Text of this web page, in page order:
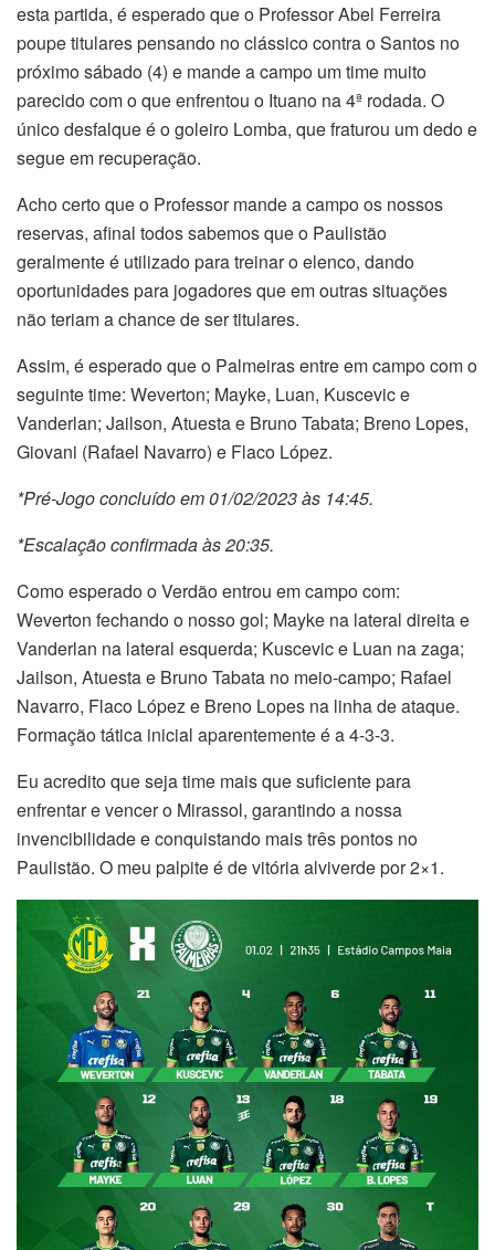
esta partida, é esperado que o Professor Abel Ferreira
poupe titulares pensando no clássico contra o Santos no
próximo sábado (4) e mande a campo um time muito
parecido com o que enfrentou o Ituano na 4ª rodada. O
único desfalque é o goleiro Lomba, que fraturou um dedo e
segue em recuperação.
Acho certo que o Professor mande a campo os nossos
reservas, afinal todos sabemos que o Paulistão
geralmente é utilizado para treinar o elenco, dando
oportunidades para jogadores que em outras situações
não teriam a chance de ser titulares.
Assim, é esperado que o Palmeiras entre em campo com o
seguinte time: Weverton; Mayke, Luan, Kuscevic e
Vanderlan; Jailson, Atuesta e Bruno Tabata; Breno Lopes,
Giovani (Rafael Navarro) e Flaco López.
*Pré-Jogo concluído em 01/02/2023 às 14:45.
*Escalação confirmada às 20:35.
Como esperado o Verdão entrou em campo com:
Weverton fechando o nosso gol; Mayke na lateral direita e
Vanderlan na lateral esquerda; Kuscevic e Luan na zaga;
Jailson, Atuesta e Bruno Tabata no meio-campo; Rafael
Navarro, Flaco López e Breno Lopes na linha de ataque.
Formação tática inicial aparentemente é a 4-3-3.
Eu acredito que seja time mais que suficiente para
enfrentar e vencer o Mirassol, garantindo a nossa
invencibilidade e conquistando mais três pontos no
Paulistão. O meu palpite é de vitória alviverde por 2×1.